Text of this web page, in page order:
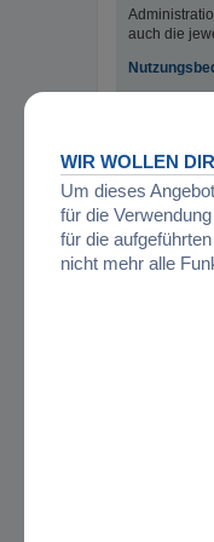
auch die
WIR WOLLEN
Um dieses
für die
für die
nicht mehr alle